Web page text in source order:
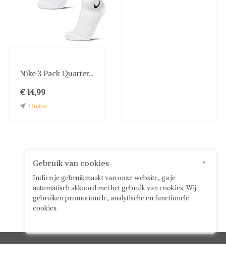
Nike 3 Pack Quarter...
€ 14,99
Online
×
Gebruik van cookies
Indien je gebruikmaakt van onze website, ga je
automatisch akkoord met het gebruik van cookies. Wij
gebruiken promotionele, analytische en functionele
cookies.